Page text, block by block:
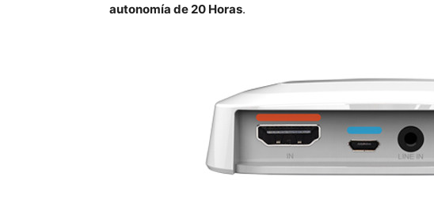
autonomía de 20 Horas.